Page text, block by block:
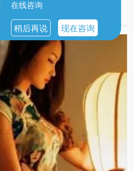
在线咨询
稍后再说 现在咨询
的服务。